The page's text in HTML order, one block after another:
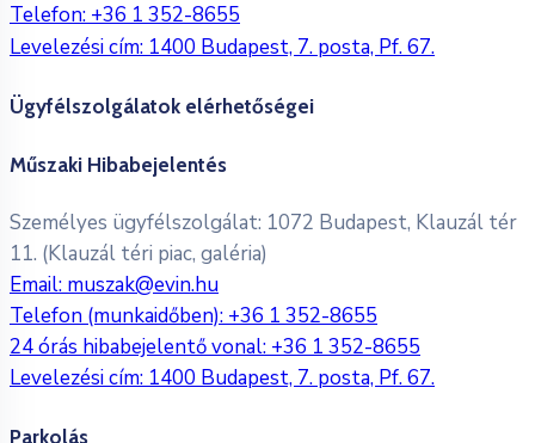
Telefon: +36 1 352-8655
Levelezési cím: 1400 Budapest, 7. posta, Pf. 67.
Ügyfélszolgálatok elérhetőségei
Műszaki Hibabejelentés
Személyes ügyfélszolgálat: 1072 Budapest, Klauzál tér
11. (Klauzál téri piac, galéria)
Email: muszak@evin.hu
Telefon (munkaidőben): +36 1 352-8655
24 órás hibabejelentő vonal: +36 1 352-8655
Levelezési cím: 1400 Budapest, 7. posta, Pf. 67.
Parkolás